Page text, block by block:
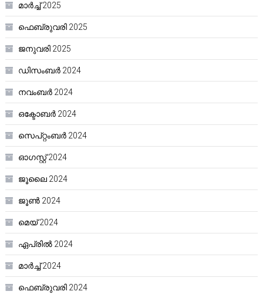
മാർച്ച്‌ 2025
ഫെബ്രുവരി 2025
ജനുവരി 2025
ഡിസംബർ 2024
നവംബർ 2024
ഒക്ടോബർ 2024
സെപ്റ്റംബർ 2024
ഓഗസ്റ്റ്‌ 2024
ജൂലൈ 2024
ജൂൺ 2024
മെയ്‌ 2024
ഏപ്രിൽ 2024
മാർച്ച്‌ 2024
ഫെബ്രുവരി 2024